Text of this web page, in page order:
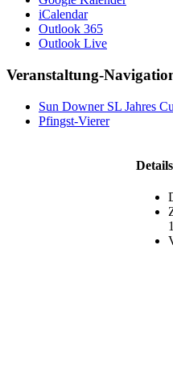
iCalendar
Outlook 365
Outlook Live
Veranstaltung-
Sun Downer SL Jahres
Pfingst-Vierer
Details